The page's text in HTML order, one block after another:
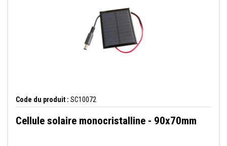
Code du produit : SC10072
Cellule solaire monocristalline - 90x70mm